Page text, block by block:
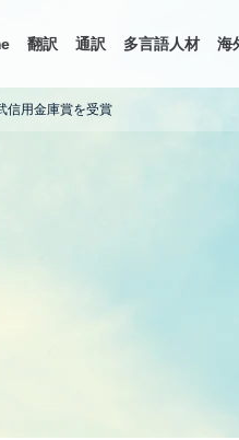
翻訳 通訳 多言語人材 海
信用金庫賞を受賞